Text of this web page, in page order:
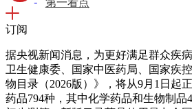
订阅
据央视新闻消息，为更好满足群众疾
卫生健康委、国家中医药局、国家疾
物目录（2026版）》，将从9月1日起
药品794种，其中化学药品和生物制品